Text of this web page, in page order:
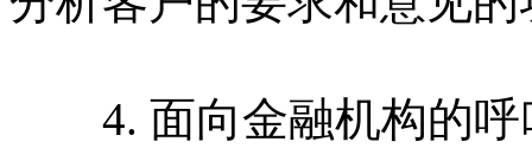
4. 面向金融机构的呼